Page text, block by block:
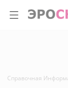
Справочная